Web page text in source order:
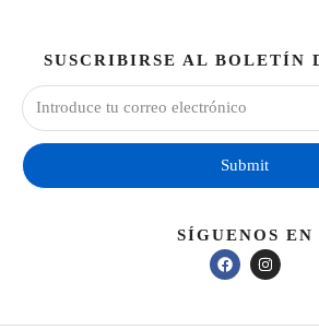
SUSCRIBIRSE AL BOLETÍN
Submit
SÍGUENOS EN